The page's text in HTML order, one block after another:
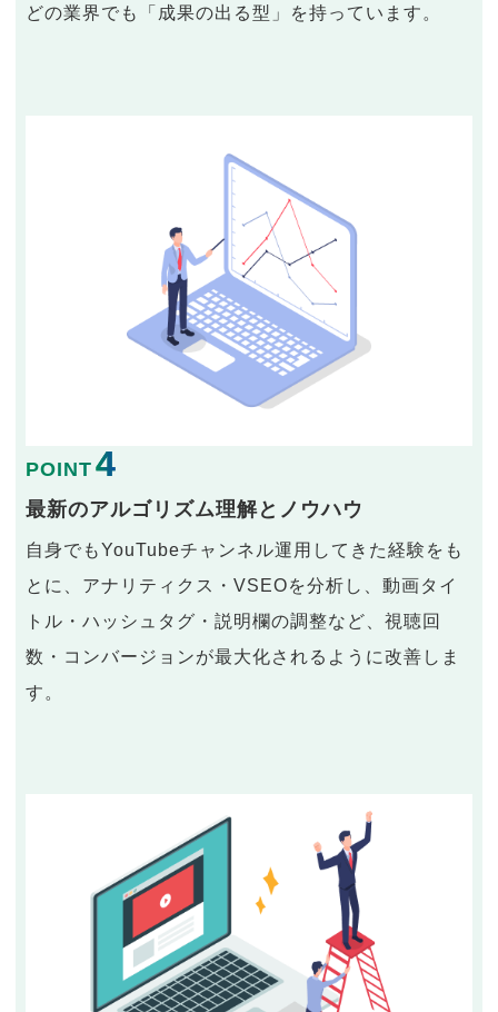
どの業界でも「成果の出る型」を持っています。
POINT 4
最新のアルゴリズム理解とノウハウ
自身でもYouTubeチャンネル運用してきた経験をも
とに、アナリティクス・VSEOを分析し、動画タイ
トル・ハッシュタグ・説明欄の調整など、視聴回
数・コンバージョンが最大化されるように改善しま
す。